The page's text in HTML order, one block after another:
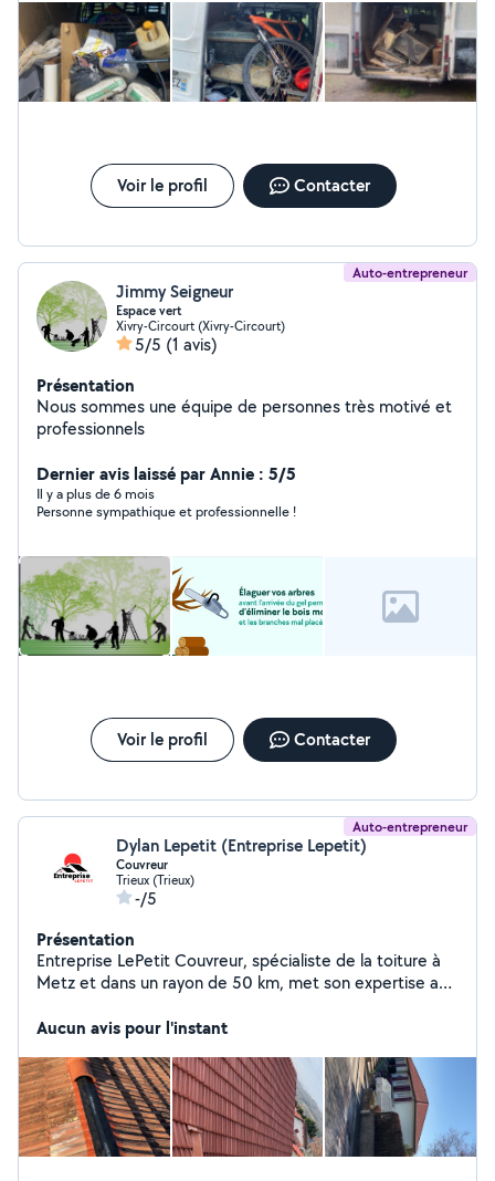
Voir le profil Contacter
Auto-entrepreneur
Jimmy Seigneur
Espace vert
Xivry-Circourt (Xivry-Circourt)
5/5 (1 avis)
Présentation
Nous sommes une équipe de personnes très motivé et
professionnels
Dernier avis laissé par Annie : 5/5
Il y a plus de 6 mois
Personne sympathique et professionnelle !
Voir le profil Contacter
Auto-entrepreneur
Dylan Lepetit (Entreprise Lepetit)
Couvreur
Trieux (Trieux)
-/5
Présentation
Entreprise LePetit Couvreur, spécialiste de la toiture à
Metz et dans un rayon de 50 km, met son expertise au
isolation et entretien. Nous vous garantissons des
protection et la longévité de votre habitation.
Intervention rapide Devis et déplacement Gratuit
Urgence Fuite Toiture 24/24-7/7
Aucun avis pour l'instant